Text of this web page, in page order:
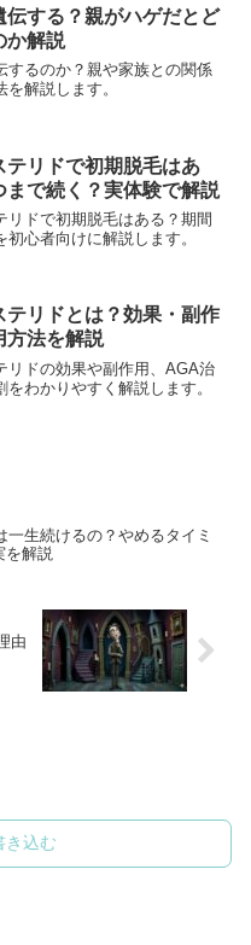
ニック選びの決定版。
伝する？親がハゲだとど
か解説
するのか？親や家族との関係
を解説します。
テリドで初期脱毛はあ
まで続く？実体験で解説
リドで初期脱毛はある？期間
初心者向けに解説します。
テリドとは？効果・副作
方法を解説
リドの効果や副作用、AGA治
をわかりやすく解説します。
一生続けるの？やめるタイミ
を解説
由
き込む